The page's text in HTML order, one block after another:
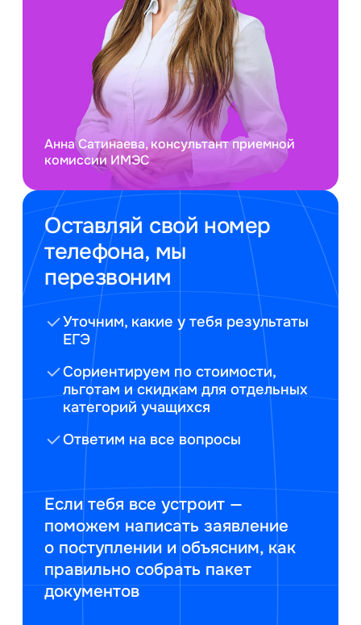
Оставляй свой номер
телефона, мы
перезвоним
Уточним, какие у тебя результаты
ЕГЭ
Сориентируем по стоимости,
льготам и скидкам для отдельных
категорий учащихся
Ответим на все вопросы
Если тебя все устроит —
поможем написать заявление
о поступлении и объясним, как
правильно собрать пакет
документов
Анна Сатинаева, консультант приемной
комиссии ИМЭС